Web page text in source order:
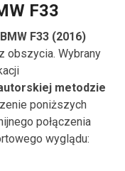
F33
F33 (2016)
obszycia. Wybrany
metodzie
poniższych
połączenia
wyglądu: